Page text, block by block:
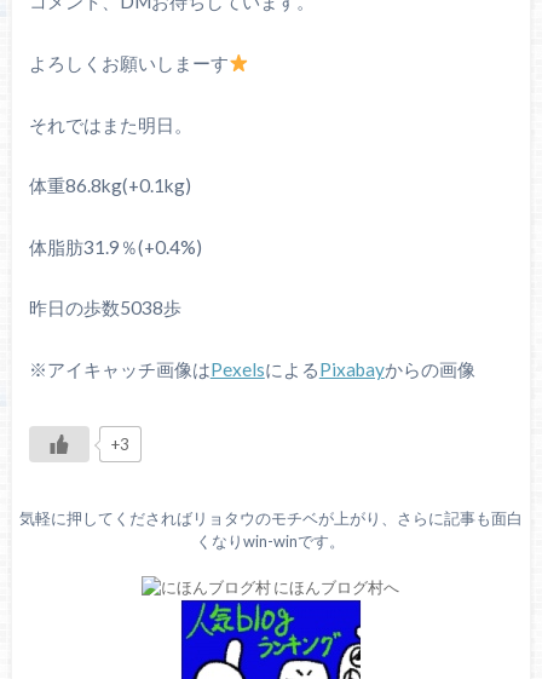
よろしくお願いしまーす
それではまた明日。
体重86.8kg(+0.1kg)
体脂肪31.9％(+0.4%)
昨日の歩数5038歩
※アイキャッチ画像はPexelsによるPixabayからの画像
+3
気軽に押してくださればリョタウのモチベが上がり、さらに記事も面白
くなりwin-winです。